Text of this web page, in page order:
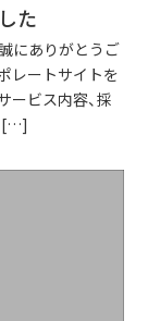
た
にありがとうご
レートサイトを
ービス内容、採
[…]